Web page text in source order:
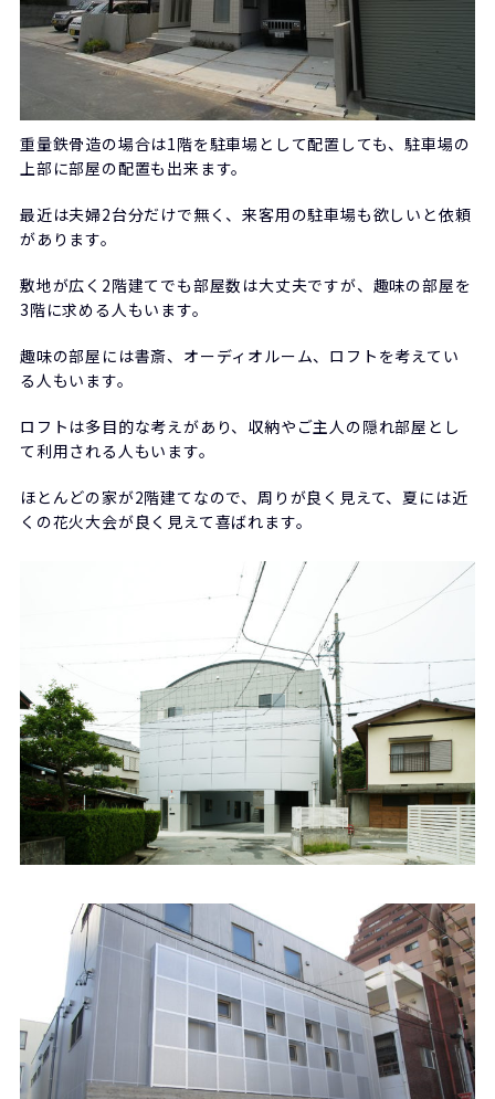
重量鉄骨造の場合は1階を駐車場として配置しても、駐車場の
上部に部屋の配置も出来ます。
最近は夫婦2台分だけで無く、来客用の駐車場も欲しいと依頼
があります。
敷地が広く2階建てでも部屋数は大丈夫ですが、趣味の部屋を
3階に求める人もいます。
趣味の部屋には書斎、オーディオルーム、ロフトを考えてい
る人もいます。
ロフトは多目的な考えがあり、収納やご主人の隠れ部屋とし
て利用される人もいます。
ほとんどの家が2階建てなので、周りが良く見えて、夏には近
くの花火大会が良く見えて喜ばれます。